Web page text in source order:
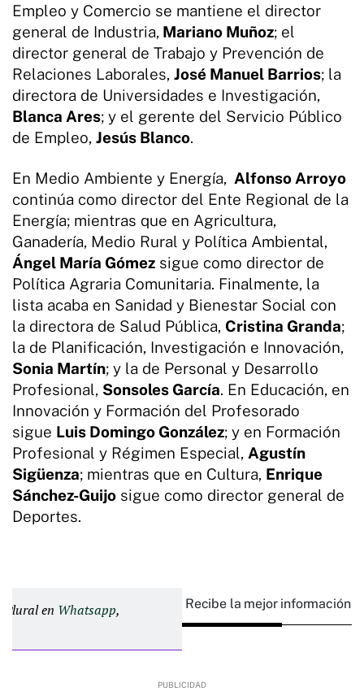
Empleo y Comercio se mantiene el director
general de Industria, Mariano Muñoz; el
director general de Trabajo y Prevención de
Relaciones Laborales, José Manuel Barrios; la
directora de Universidades e Investigación,
Blanca Ares; y el gerente del Servicio Público
de Empleo, Jesús Blanco.
En Medio Ambiente y Energía, Alfonso Arroyo
continúa como director del Ente Regional de la
Energía; mientras que en Agricultura,
Ganadería, Medio Rural y Política Ambiental,
Ángel María Gómez sigue como director de
Política Agraria Comunitaria. Finalmente, la
lista acaba en Sanidad y Bienestar Social con
la directora de Salud Pública, Cristina Granda;
la de Planificación, Investigación e Innovación,
Sonia Martín; y la de Personal y Desarrollo
Profesional, Sonsoles García. En Educación, en
Innovación y Formación del Profesorado
sigue Luis Domingo González; y en Formación
Profesional y Régimen Especial, Agustín
Sigüenza; mientras que en Cultura, Enrique
Sánchez-Guijo sigue como director general de
Deportes.
Plural en Whatsapp, Recibe la mejor información